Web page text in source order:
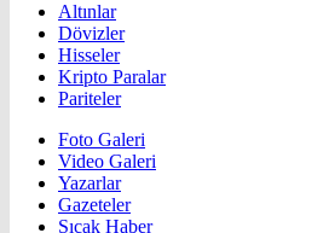
Altınlar
Dövizler
Hisseler
Kripto Paralar
Pariteler
Foto Galeri
Video Galeri
Yazarlar
Gazeteler
Sıcak Haber